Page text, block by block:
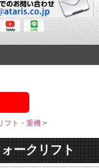
フト・重機 >
ークリフト